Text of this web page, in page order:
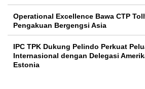
Operational Excellence Bawa CTP
Pengakuan Bergengsi Asia
IPC TPK Dukung Pelindo Perkuat
Internasional dengan Delegasi
Estonia